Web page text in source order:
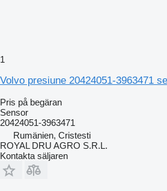
1
Volvo presiune 20424051-3963471
Pris på begäran
Sensor
20424051-3963471
Rumänien, Cristesti
ROYAL DRU AGRO S.R.L.
Kontakta säljaren